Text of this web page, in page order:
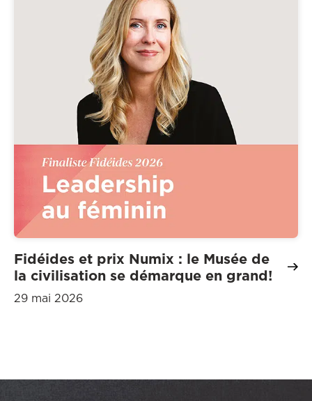
Fidéides et prix Numix : le Musée de
la civilisation se démarque en grand!
29 mai 2026